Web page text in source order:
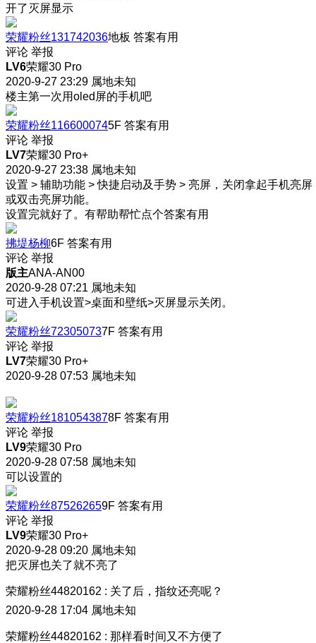
开了灭屏显示
荣耀粉丝131742036地板 答案有用
评论 举报
LV6荣耀30 Pro
2020-9-27 23:29 属地未知
楼主第一次用oled屏的手机吧
荣耀粉丝1166000745F 答案有用
评论 举报
LV7荣耀30 Pro+
2020-9-27 23:38 属地未知
设置 > 辅助功能 > 快捷启动及手势 > 亮屏，关闭拿起手机亮屏
或双击亮屏功能。
设置完就好了。有帮助帮忙点个答案有用
拂堤杨柳6F 答案有用
评论 举报
版主ANA-AN00
2020-9-28 07:21 属地未知
可进入手机设置>桌面和壁纸>灭屏显示关闭。
荣耀粉丝723050737F 答案有用
评论 举报
LV7荣耀30 Pro+
2020-9-28 07:53 属地未知
荣耀粉丝1810543878F 答案有用
评论 举报
LV9荣耀30 Pro
2020-9-28 07:58 属地未知
可以设置的
荣耀粉丝875262659F 答案有用
评论 举报
LV9荣耀30 Pro+
2020-9-28 09:20 属地未知
把灭屏也关了就不亮了
荣耀粉丝44820162 : 关了后，指纹还亮呢？
2020-9-28 17:04 属地未知
荣耀粉丝44820162 : 那样看时间又不方便了